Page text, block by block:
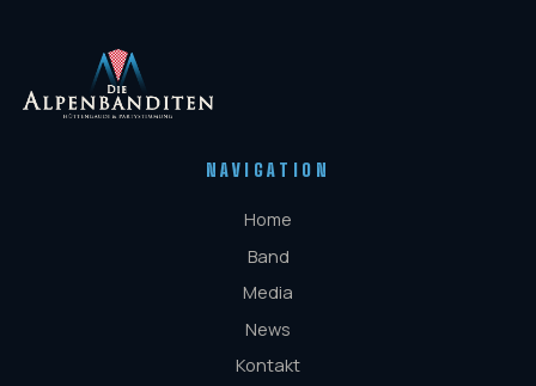
NAVIGATION
Home
Band
Media
News
Kontakt